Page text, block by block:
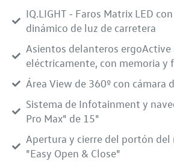
IQ.LIGHT - Faros Matrix LED
dinámico de luz de carretera
Asientos delanteros ergoActive
eléctricamente, con memoria y
Área View de 360º con cámara
Sistema de Infotainment y
Pro Max" de 15"
Apertura y cierre del portón
"Easy Open & Close"